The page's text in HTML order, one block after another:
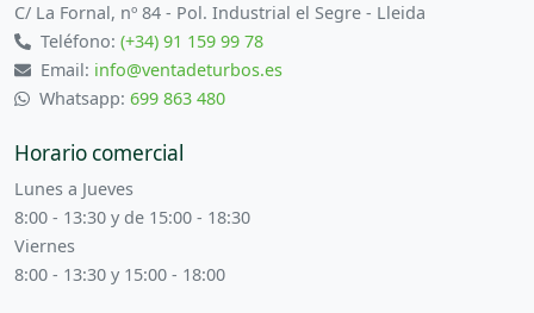
C/ La Fornal, nº 84 - Pol. Industrial el Segre - Lleida
Teléfono:(+34) 91 159 99 78
Email: info@ventadeturbos.es
Whatsapp: 699 863 480
Horario comercial
Lunes a Jueves
8:00 - 13:30 y de 15:00 - 18:30
Viernes
8:00 - 13:30 y 15:00 - 18:00